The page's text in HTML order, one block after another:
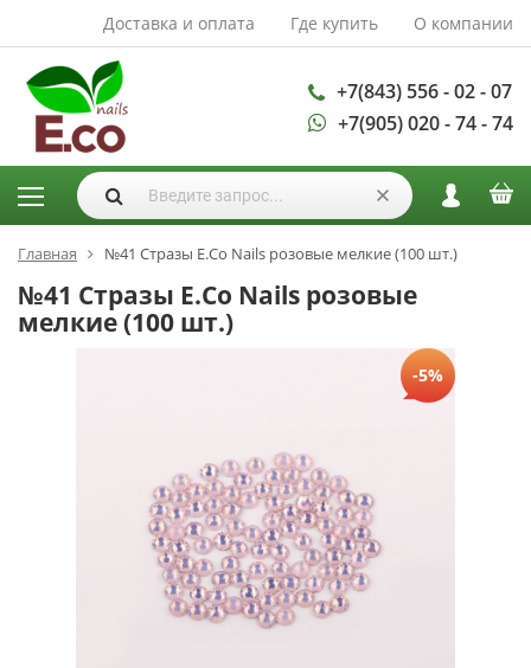
Доставка и оплата Где купить О компании
+7(843) 556 - 02 - 07
+7(905) 020 - 74 - 74
АКСЕССУАРЫ И
РАСХОДНЫЕ
МАТЕРИАЛЫ
Аксессуары
Запасные
лампы
Кисти
Одноразовая
продукция
Пилки
моделирования
Дизайн ногтей
Жидкости для
Главная №41 Стразы E.Co Nails розовые мелкие (100 шт.)
№41 Стразы E.Co Nails розовые
мелкие (100 шт.)
-5%